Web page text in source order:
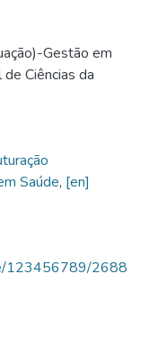
Gestão em
Ciências da
Saúde, [en]
123456789/2688